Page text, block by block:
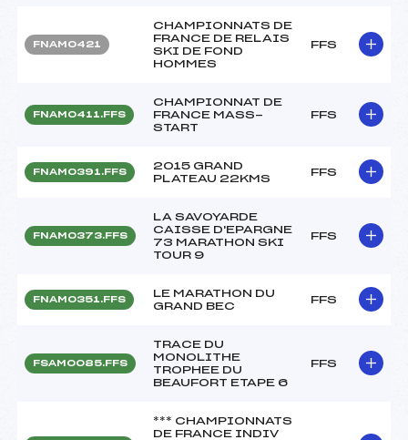
FNAM0421
CHAMPIONNATS DE
FRANCE DE RELAIS
SKI DE FOND
HOMMES
FFS
FNAM0411.FFS
CHAMPIONNAT DE
FRANCE MASS-
START
FFS
FNAM0391.FFS
2015 GRAND
PLATEAU 22KMS
FFS
FNAM0373.FFS
LA SAVOYARDE
CAISSE D'EPARGNE
73 MARATHON SKI
TOUR 9
FFS
FNAM0351.FFS
LE MARATHON DU
GRAND BEC
FFS
FSAM0085.FFS
TRACE DU
MONOLITHE
TROPHEE DU
BEAUFORT ETAPE 6
FFS
*** CHAMPIONNATS
DE FRANCE INDIV